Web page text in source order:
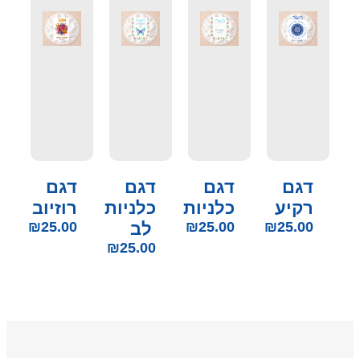
דגם
רקיע
₪25.00
דגם
כלניות
₪25.00
דגם
כלניות
לב
₪25.00
דגם
רוזיוב
₪25.00